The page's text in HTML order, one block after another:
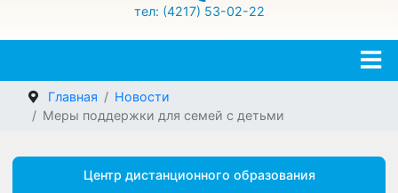
Главная Новости